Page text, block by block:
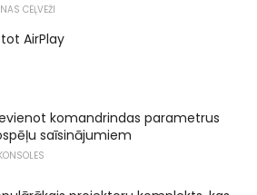
CEĻVEŽI
AirPlay
komandrindas parametrus
saīsinājumiem